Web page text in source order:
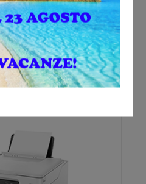
al carrello